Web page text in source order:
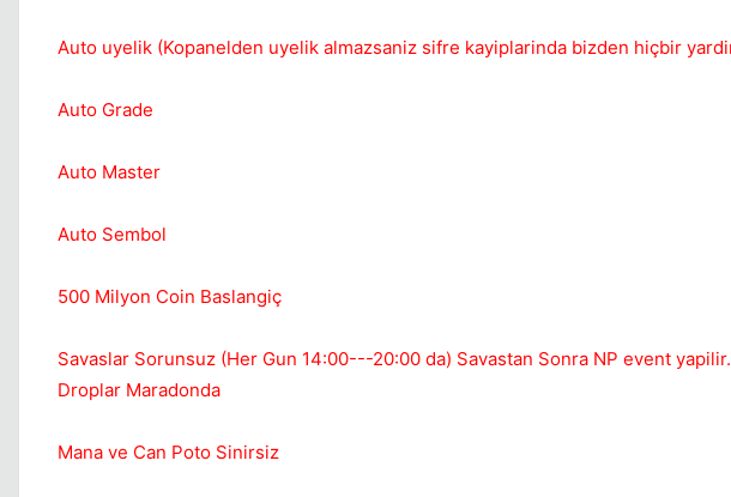
Your current
Auto uyelik (Kopanelden uyelik almazsaniz sifre kayiplarinda bizden hiçbir
Auto Grade
Auto Master
Auto Sembol
500 Milyon Coin Baslangiç
Savaslar Sorunsuz (Her Gun 14:00---20:00 da) Savastan Sonra NP event yapilir.
Droplar Maradonda
Mana ve Can Poto Sinirsiz